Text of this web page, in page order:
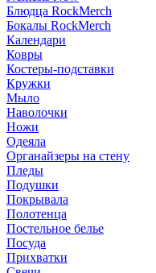
Блюдца RockMerch
Бокалы RockMerch
Календари
Ковры
Костеры-подставки
Кружки
Мыло
Наволочки
Ножи
Одеяла
Органайзеры на стену
Пледы
Подушки
Покрывала
Полотенца
Постельное белье
Посуда
Прихватки